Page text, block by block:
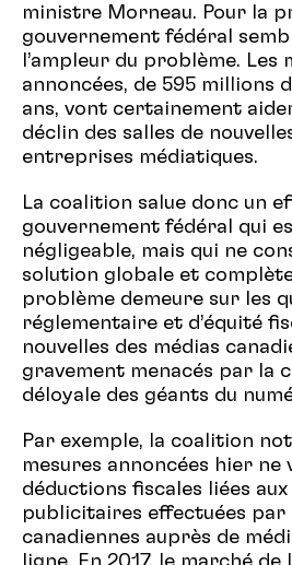
ministre Morneau. Pour la
gouvernement fédéral
l’ampleur du problème. Les
annoncées, de 595 millions
ans, vont certainement
déclin des salles de
entreprises médiatiques.
La coalition salue donc un
gouvernement fédéral qui
négligeable, mais qui ne
solution globale et
problème demeure sur les
réglementaire et d’équité
nouvelles des médias
gravement menacés par la
déloyale des géants du
Par exemple, la coalition
mesures annoncées hier ne
déductions fiscales liées aux
publicitaires effectuées par
canadiennes auprès de